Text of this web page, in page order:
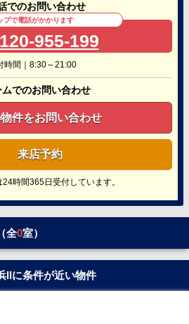
でのお問い合わせ
プで電話がかかります
955-199
時間｜8:30～21:00
ムでのお問い合わせ
件をお問い合わせ
来店予約
時間365日受付しています。
全0室）
IIに条件が近い物件